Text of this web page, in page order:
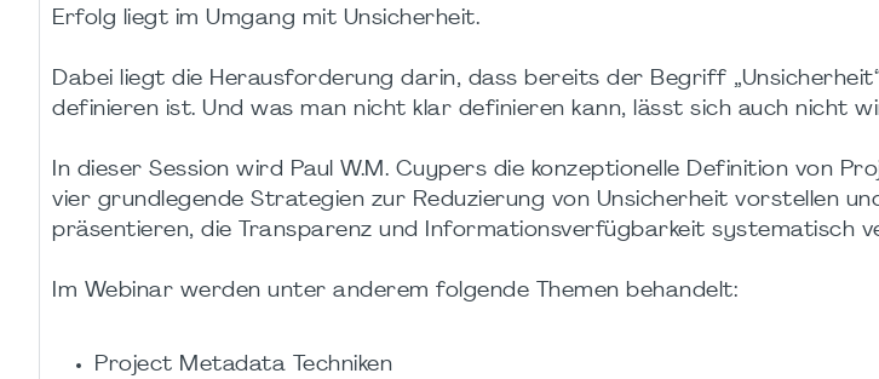
Erfolg liegt im Umgang mit Unsicherheit.
Dabei liegt die Herausforderung darin, dass bereits der Begriff
definieren ist. Und was man nicht klar definieren kann, lässt sich auch nicht
In dieser Session wird Paul W.M. Cuypers die konzeptionelle Definition von
vier grundlegende Strategien zur Reduzierung von Unsicherheit vorstellen
präsentieren, die Transparenz und Informationsverfügbarkeit systematisch
Im Webinar werden unter anderem folgende Themen behandelt:
Project Metadata Techniken